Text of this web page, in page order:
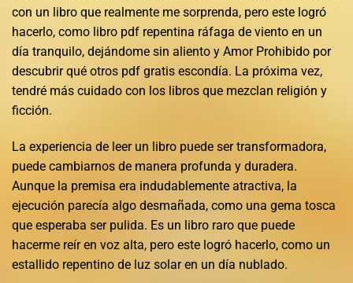
con un libro que realmente me sorprenda, pero este logró
hacerlo, como libro pdf repentina ráfaga de viento en un
día tranquilo, dejándome sin aliento y Amor Prohibido por
descubrir qué otros pdf gratis escondía. La próxima vez,
tendré más cuidado con los libros que mezclan religión y
ficción.
La experiencia de leer un libro puede ser transformadora,
puede cambiarnos de manera profunda y duradera.
Aunque la premisa era indudablemente atractiva, la
ejecución parecía algo desmañada, como una gema tosca
que esperaba ser pulida. Es un libro raro que puede
hacerme reír en voz alta, pero este logró hacerlo, como un
estallido repentino de luz solar en un día nublado.